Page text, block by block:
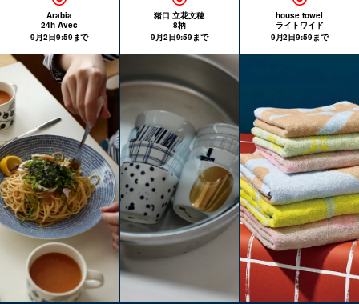
Arabia
24h Avec
9月2日9:59まで
猪口 立花文穂
8柄
9月2日9:59まで
house towel
ライトワイド
9月2日9:59まで